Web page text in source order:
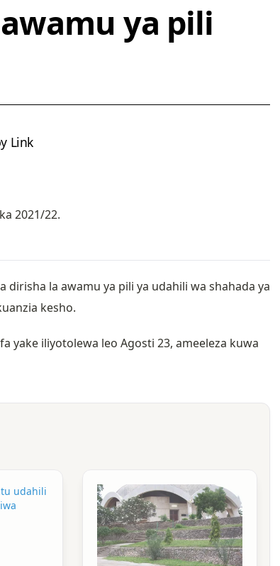
ya pili
Link
2021/22.
dirisha la awamu ya pili ya udahili wa shahada ya
kesho.
yake iliyotolewa leo Agosti 23, ameeleza kuwa
udahili